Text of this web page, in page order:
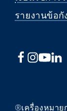
รายงานข้อกั
®เครื่องหมาย